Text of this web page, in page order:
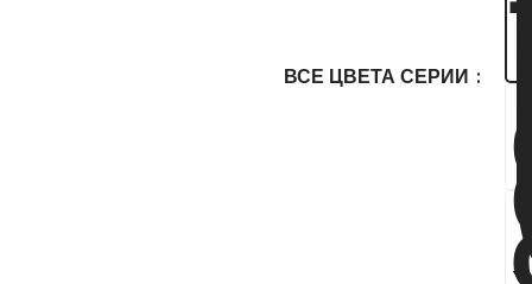
ВСЕ ЦВЕТА СЕРИИ